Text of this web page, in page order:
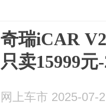
奇瑞iCAR
只卖15999元
网上车市 2025-07-